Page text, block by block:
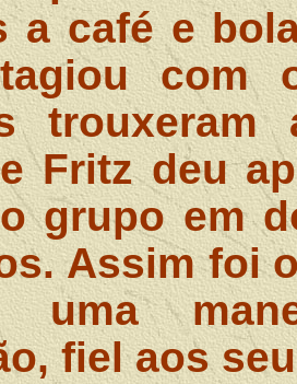
a café e
com
Fritz deu
grupo em
Assim foi
uma
fiel aos